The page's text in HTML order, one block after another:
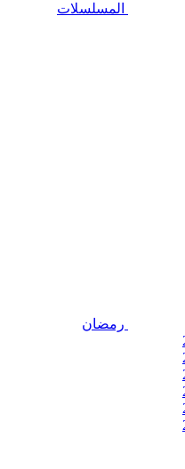
المسلسلات
رمضان